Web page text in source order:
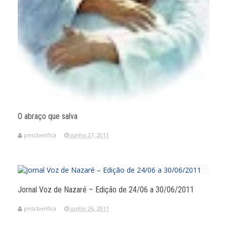
O abraço que salva
pnscbenfica junho 27, 2011
Jornal Voz de Nazaré – Edição de 24/06 a 30/06/2011
pnscbenfica junho 26, 2011